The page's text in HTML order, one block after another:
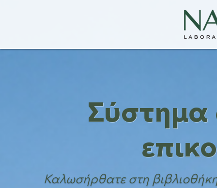
Σύστημα
Καλωσήρθατε στη